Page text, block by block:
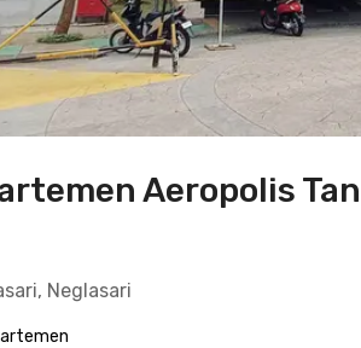
Aeropolis
Neglasari